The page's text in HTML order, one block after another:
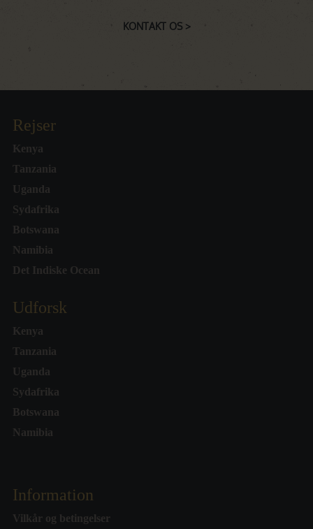
KONTAKT OS >
Rejser
Kenya
Tanzania
Uganda
Sydafrika
Botswana
Namibia
Det Indiske Ocean
Udforsk
Kenya
Tanzania
Uganda
Sydafrika
Botswana
Namibia
Information
Vilkår og betingelser